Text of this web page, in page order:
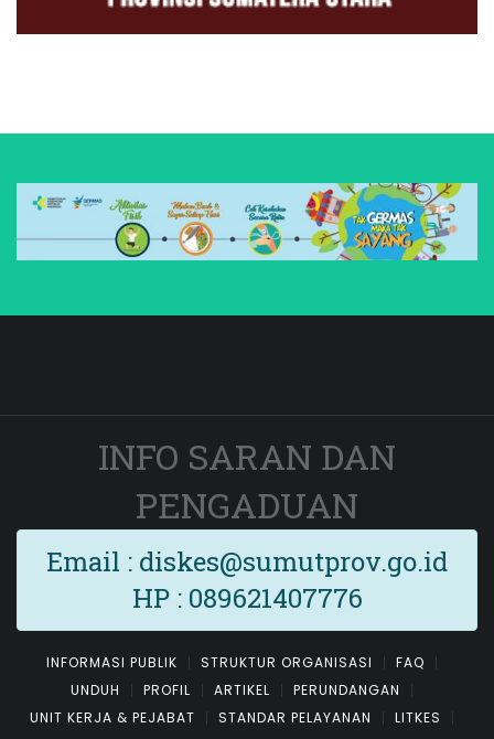
INFO SARAN DAN
PENGADUAN
Email : diskes@sumutprov.go.id
HP : 089621407776
INFORMASI PUBLIK STRUKTUR ORGANISASI
FAQ
UNDUH
PROFIL ARTIKEL
PERUNDANGAN
UNIT KERJA & PEJABAT
STANDAR PELAYANAN
LITKES